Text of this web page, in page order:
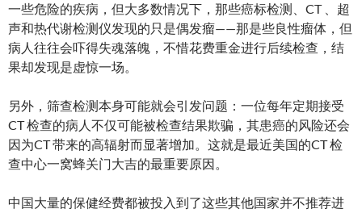
一些危险的疾病，但大多数情况下，那些癌标检测、CT 、超
声和热代谢检测仪发现的只是偶发瘤——那是些良性瘤体，但
病人往往会吓得失魂落魄，不惜花费重金进行后续检查，结
果却发现是虚惊一场。
另外，筛查检测本身可能就会引发问题：一位每年定期接受
CT 检查的病人不仅可能被检查结果欺骗，其患癌的风险还会
因为CT 带来的高辐射而显著增加。这就是最近美国的CT 检
查中心一窝蜂关门大吉的最重要原因。
中国大量的保健经费都被投入到了这些其他国家并不推荐进